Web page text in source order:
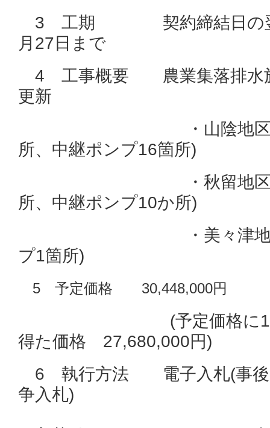
3 工期 契約締結日の翌
月27日まで
4 工事概要 農業集落排水施
更新
・山陰地区 17箇
所、中継ポンプ16箇所)
・秋留地区 11箇
所、中継ポンプ10か所)
・美々津地区 1箇
プ1箇所)
5 予定価格 30,448,000円
(予定価格に110分
得た価格 27,680,000円)
6 執行方法 電子入札(事後
争入札)